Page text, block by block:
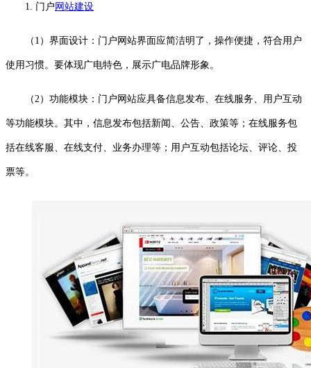
1. 门户 网站建设
（1）界面设计：门户网站界面应简洁明了，操作便捷，符合用户
使用习惯。要体现广电特色，展示广电品牌形象。
（2）功能模块：门户网站应具备信息发布、在线服务、用户互动
等功能模块。其中，信息发布包括新闻、公告、政策等；在线服务包
括在线客服、在线支付、业务办理等；用户互动包括论坛、评论、投
票等。